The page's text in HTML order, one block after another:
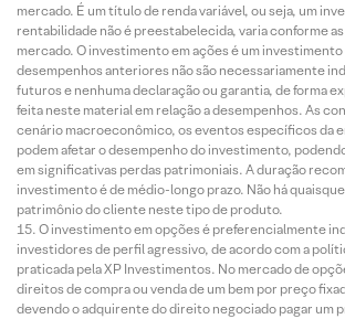
mercado. É um título de renda variável, ou seja, um
rentabilidade não é preestabelecida, varia conforme
mercado. O investimento em ações é um
desempenhos anteriores não são necessariamente
futuros e nenhuma declaração ou garantia, de forma
feita neste material em relação a desempenhos. As
cenário macroeconômico, os eventos específicos da
podem afetar o desempenho do investimento,
em significativas perdas patrimoniais. A duração
investimento é de médio-longo prazo. Não há
patrimônio do cliente neste tipo de produto.
O investimento em opções é preferencialmente
investidores de perfil agressivo, de acordo com a
praticada pela XP Investimentos. No mercado de
direitos de compra ou venda de um bem por preço
devendo o adquirente do direito negociado pagar um